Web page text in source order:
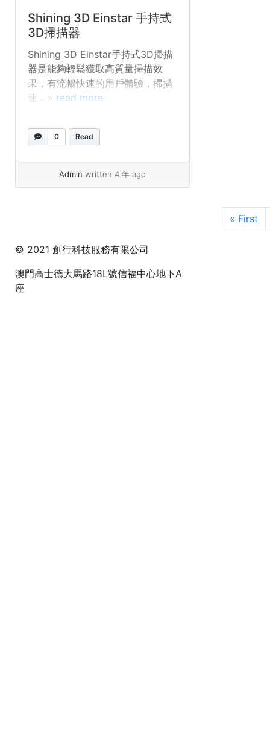
Shining 3D Einstar 手持式
3D掃描器
Shining 3D Einstar手持式3D掃描
器是能夠輕鬆獲取高質量掃描效
果，有流暢快速的用戶體驗，掃描
速... » read more
0 Read
Admin written 4 年 ago
« First
© 2021 創行科技服務有限公司
澳門高士德大馬路18L號信福中心地下A
座